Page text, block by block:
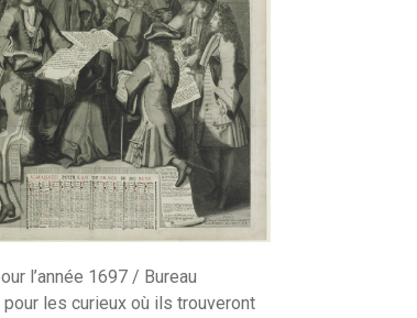
l’année 1697 / Bureau
pour les curieux où ils trouveront